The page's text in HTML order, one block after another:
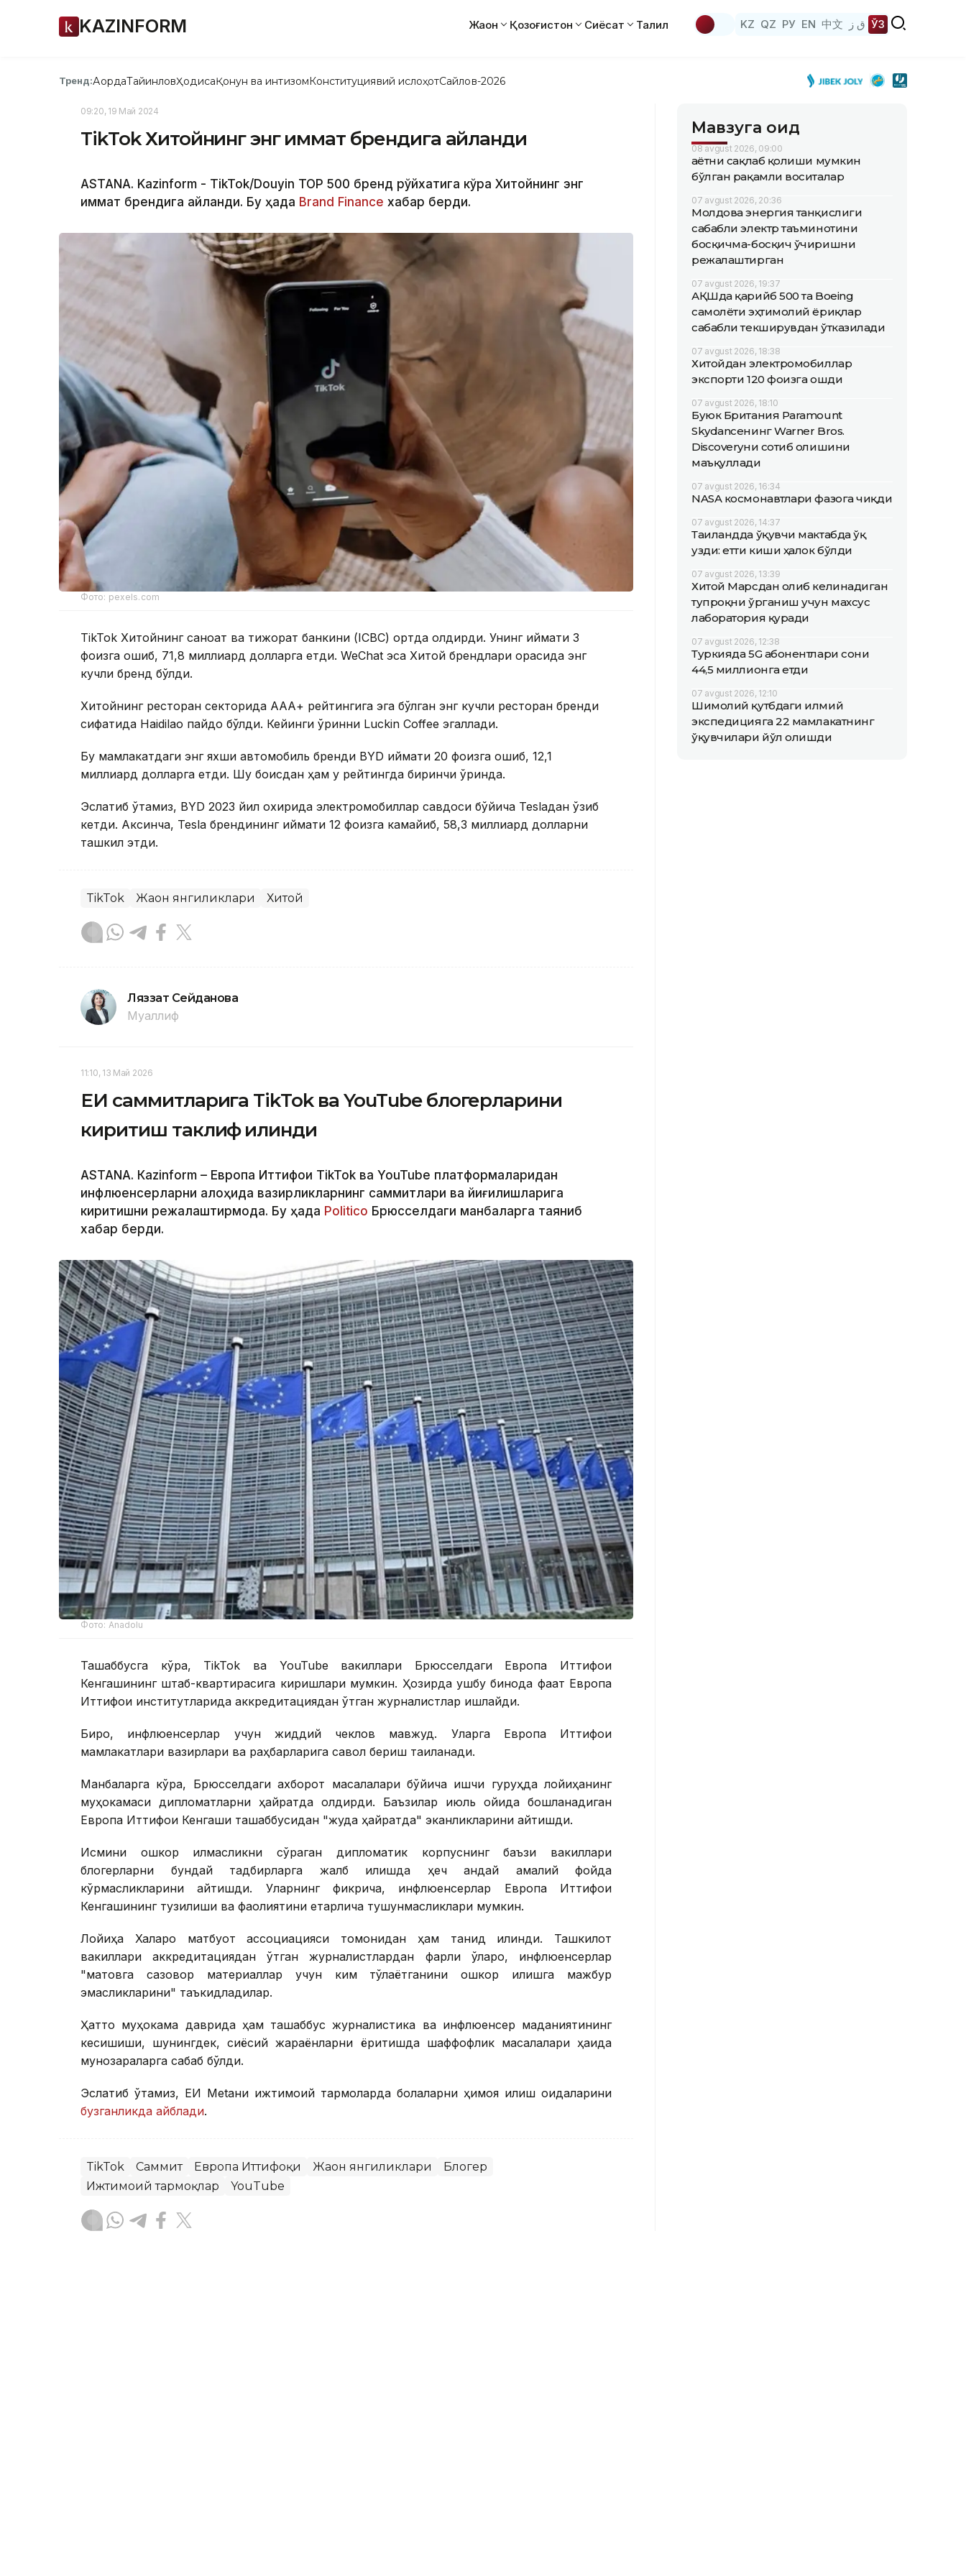
KAZINFORM Жаҳон Қозоғистон Сиёсат Таҳлил KZ QZ РУ EN 中文 ق ز ЎЗ
Тренд:АқордаТайинловҲодисаҚонун ва интизомКонституциявий ислоҳотСайлов-2026
09:20, 19 Май 2024
TikTok Хитойнинг энг қиммат брендига айланди
ASTANA. Kazinform - TikTok/Douyin TOP 500 бренд рўйхатига кўра Хитойнинг энг
қиммат брендига айланди. Бу ҳақда Brand Finance хабар берди.
Фото: pexels.com
TikTok Хитойнинг саноат ва тижорат банкини (ICBC) ортда қолдирди. Унинг қиймати 3
фоизга ошиб, 71,8 миллиард долларга етди. WeChat эса Хитой брендлари орасида энг
кучли бренд бўлди.
Хитойнинг ресторан секторида ААА+ рейтингига эга бўлган энг кучли ресторан бренди
сифатида Haidilao пайдо бўлди. Кейинги ўринни Luckin Coffee эгаллади.
Бу мамлакатдаги энг яхши автомобиль бренди BYD қиймати 20 фоизга ошиб, 12,1
миллиард долларга етди. Шу боисдан ҳам у рейтингда биринчи ўринда.
Эслатиб ўтамиз, BYD 2023 йил охирида электромобиллар савдоси бўйича Teslaдан ўзиб
кетди. Аксинча, Tesla брендининг қиймати 12 фоизга камайиб, 58,3 миллиард долларни
ташкил этди.
TikTok Жаҳон янгиликлари Хитой
Ляззат Сейданова
Муаллиф
11:10, 13 Май 2026
ЕИ саммитларига TikTok ва YouTube блогерларини
киритиш таклиф қилинди
ASTANА. Кazinform – Европа Иттифоқи TikTok ва YouTube платформаларидан
инфлюенсерларни алоҳида вазирликларнинг саммитлари ва йиғилишларига
киритишни режалаштирмоқда. Бу ҳақда Politico Брюсселдаги манбаларга таяниб
хабар берди.
Фото: Anadolu
Ташаббусга кўра, TikTok ва YouTube вакиллари Брюсселдаги Европа Иттифоқи
Кенгашининг штаб-квартирасига киришлари мумкин. Ҳозирда ушбу бинода фақат Европа
Иттифоқи институтларида аккредитациядан ўтган журналистлар ишлайди.
Бироқ, инфлюенсерлар учун жиддий чеклов мавжуд. Уларга Европа Иттифоқи
мамлакатлари вазирлари ва раҳбарларига савол бериш тақиқланади.
Манбаларга кўра, Брюсселдаги ахборот масалалари бўйича ишчи гуруҳда лойиҳанинг
муҳокамаси дипломатларни ҳайратда қолдирди. Баъзилар июль ойида бошланадиган
Европа Иттифоқи Кенгаши ташаббусидан "жуда ҳайратда" эканликларини айтишди.
Исмини ошкор қилмасликни сўраган дипломатик корпуснинг баъзи вакиллари
блогерларни бундай тадбирларга жалб қилишда ҳеч қандай амалий фойда
кўрмасликларини айтишди. Уларнинг фикрича, инфлюенсерлар Европа Иттифоқи
Кенгашининг тузилиши ва фаолиятини етарлича тушунмасликлари мумкин.
Лойиҳа Халқаро матбуот ассоциацияси томонидан ҳам танқид қилинди. Ташкилот
вакиллари аккредитациядан ўтган журналистлардан фарқли ўлароқ, инфлюенсерлар
"мақтовга сазовор материаллар учун ким тўлаётганини ошкор қилишга мажбур
эмасликларини" таъкидладилар.
Ҳатто муҳокама даврида ҳам ташаббус журналистика ва инфлюенсер маданиятининг
кесишиши, шунингдек, сиёсий жараёнларни ёритишда шаффофлик масалалари ҳақида
мунозараларга сабаб бўлди.
Эслатиб ўтамиз, ЕИ Меtани ижтимоий тармоқларда болаларни ҳимоя қилиш қоидаларини
бузганликда айблади.
TikTok Саммит Европа Иттифоқи Жаҳон янгиликлари
Блогер
Ижтимоий тармоқлар
YouTube
Мавзуга оид
08 avgust 2026, 09:00
Ҳаётни сақлаб қолиши мумкин
бўлган рақамли воситалар
07 avgust 2026, 20:36
Молдова энергия танқислиги
сабабли электр таъминотини
босқичма-босқич ўчиришни
режалаштирган
07 avgust 2026, 19:37
АҚШда қарийб 500 та Boeing
самолёти эҳтимолий ёриқлар
сабабли текширувдан ўтказилади
07 avgust 2026, 18:38
Хитойдан электромобиллар
экспорти 120 фоизга ошди
07 avgust 2026, 18:10
Буюк Британия Paramount
Skydanceнинг Warner Bros.
Discoveryни сотиб олишини
маъқуллади
07 avgust 2026, 16:34
NASA космонавтлари фазога чиқди
07 avgust 2026, 14:37
Таиландда ўқувчи мактабда ўқ
узди: етти киши ҳалок бўлди
07 avgust 2026, 13:39
Хитой Марсдан олиб келинадиган
тупроқни ўрганиш учун махсус
лаборатория қуради
07 avgust 2026, 12:38
Туркияда 5G абонентлари сони
44,5 миллионга етди
07 avgust 2026, 12:10
Шимолий қутбдаги илмий
экспедицияга 22 мамлакатнинг
ўқувчилари йўл олишди